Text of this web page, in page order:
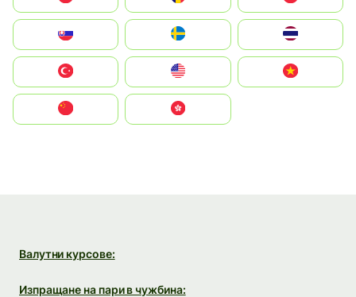
United States
中國香港特別行政區
Валутни курсове:
Изпращане на пари в чужбина: